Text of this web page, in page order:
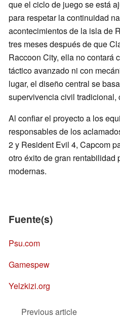
que el ciclo de juego se está
para respetar la continuidad
acontecimientos de la isla de
tres meses después de que
Raccoon City, ella no contará
táctico avanzado ni con
lugar, el diseño central se
supervivencia civil tradicional,
Al confiar el proyecto a los
responsables de los
2 y Resident Evil 4, Capcom
otro éxito de gran rentabilidad
modernas.
Fuente(s)
Psu.com
Gamespew
Yelzkizi.org
Previous article